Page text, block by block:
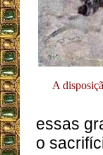
A
essas
o